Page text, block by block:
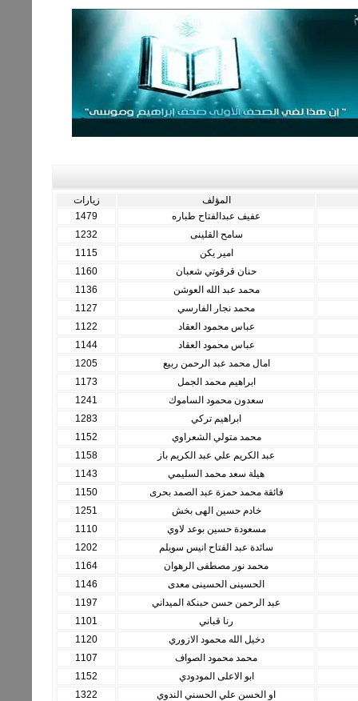
المؤلف
زيارات
عفيف عبدالفتاح طباره
1479
سامح القلينى
1232
امير يكن
1115
حنان قرقوتي شعبان
1160
محمد عبد الله العوشن
1136
محمد نجار الفارسي
1127
عباس محمود العقاد
1122
عباس محمود العقاد
1144
امال محمد عبد الرحمن ربيع
1205
ابراهيم محمد الجمل
1173
سعدون محمود الساموك
1241
ابراهيم تركي
1283
محمد متولي الشعراوي
1152
عبد الكريم علي عبد الكريم باز
1158
هيلة سعد محمد السليمي
1143
فائقة محمد حمزة عبد الصمد بحرى
1150
خادم حسين الهى بخش
1251
مسعودة حسين بوعد لاوي
1110
سائدة عبد الفتاح انيس سويلم
1202
محمد نور مصطفى الرهوان
1164
الحسينى الحسينى معدى
1146
عبد الرحمن حسن حبنكة الميداني
1197
رنا قباني
1101
دخيل الله محمود الازوري
1120
محمد محمود الصواف
1107
ابو الاعلى المودودي
1152
او الحسن علي الحسني الندوي
1322